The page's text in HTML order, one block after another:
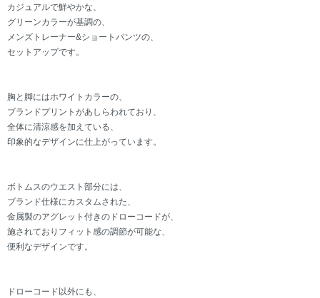
カジュアルで鮮やかな、
グリーンカラーが基調の、
メンズトレーナー&ショートパンツの、
セットアップです。
胸と脚にはホワイトカラーの、
ブランドプリントがあしらわれており、
全体に清涼感を加えている、
印象的なデザインに仕上がっています。
ボトムスのウエスト部分には、
ブランド仕様にカスタムされた、
金属製のアグレット付きのドローコードが、
施されておりフィット感の調節が可能な、
便利なデザインです。
ドローコード以外にも、